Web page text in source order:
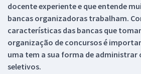
docente experiente e que entende
bancas organizadoras trabalham.
características das bancas que
organização de concursos é
uma tem a sua forma de administrar
seletivos.